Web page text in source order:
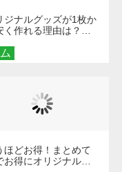
ジナルグッズが1枚か
く作れる理由は？オ
リットを解説
ほどお得！まとめて
お得にオリジナルグ